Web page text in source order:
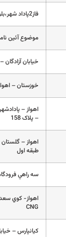
فاز2پاداد شهر،بلوار سعادت،بين ايستگاه 6و7،پلاک 165
موضوع آئين نامه
خيابان آزادگان
خوزستان – اهواز – خيابان 19 غربي –
– پلاک 158
اهواز –
طبقه اول
سه راهي
CNG
کیانپارس – خیابان 4 شرقی – پلاک 16 –